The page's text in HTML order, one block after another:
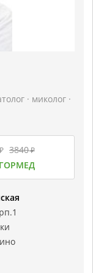
· миколог ·
₽ 3840₽